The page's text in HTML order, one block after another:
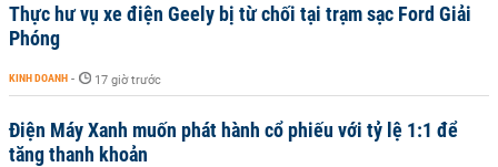
Thực hư vụ xe điện Geely bị từ chối tại trạm sạc Ford Giải
Phóng
KINH DOANH - 17 giờ trước
Điện Máy Xanh muốn phát hành cổ phiếu với tỷ lệ 1:1 để
tăng thanh khoản